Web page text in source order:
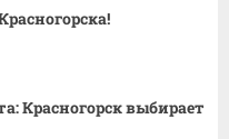
Красногорск выбирает